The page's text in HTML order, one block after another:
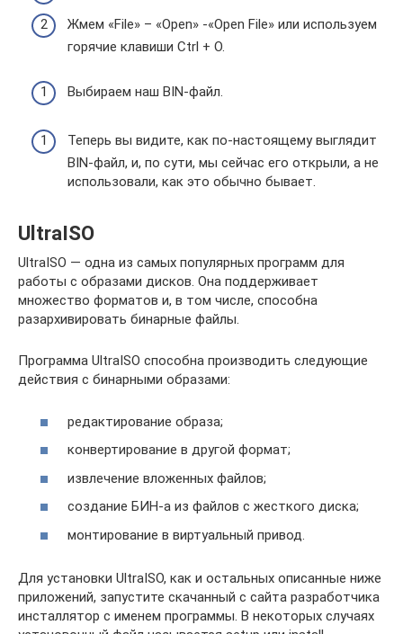
Жмем «File» – «Open» -«Open File» или используем
горячие клавиши Ctrl + O.
Выбираем наш BIN-файл.
Теперь вы видите, как по-настоящему выглядит
BIN-файл, и, по сути, мы сейчас его открыли, а не
использовали, как это обычно бывает.
UltraISO
UltraISO — одна из самых популярных программ для
работы с образами дисков. Она поддерживает
множество форматов и, в том числе, способна
разархивировать бинарные файлы.
Программа UltraISO способна производить следующие
действия с бинарными образами:
редактирование образа;
конвертирование в другой формат;
извлечение вложенных файлов;
создание БИН-а из файлов с жесткого диска;
монтирование в виртуальный привод.
Для установки UltraISO, как и остальных описанные ниже
приложений, запустите скачанный с сайта разработчика
инсталлятор с именем программы. В некоторых случаях